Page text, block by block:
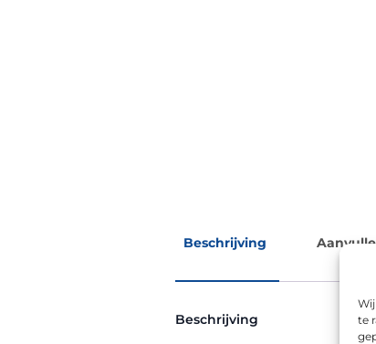
te
Beschrijving
Beschrijving